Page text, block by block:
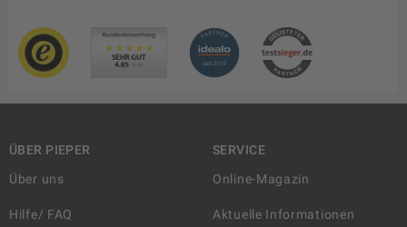
ÜBER PIEPER
Über uns
Hilfe/ FAQ
SERVICE
Online-Magazin
Aktuelle Informationen